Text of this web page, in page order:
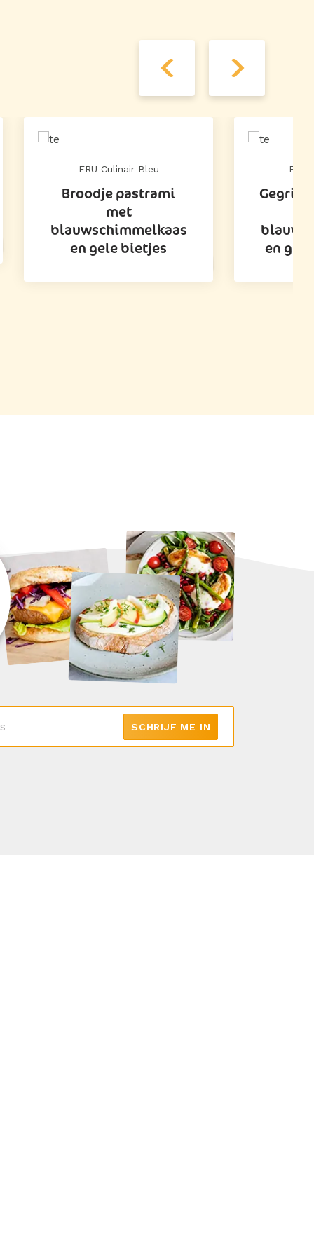
ERU Culinair Bleu
Broodje pastrami
met
blauwschimmelkaas
en gele bietjes
ERU
en
SCHRIJF ME IN